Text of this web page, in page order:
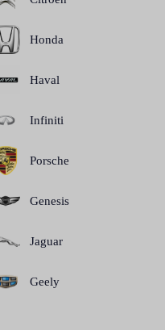
Honda
Haval
Infiniti
Porsche
Genesis
Jaguar
Geely